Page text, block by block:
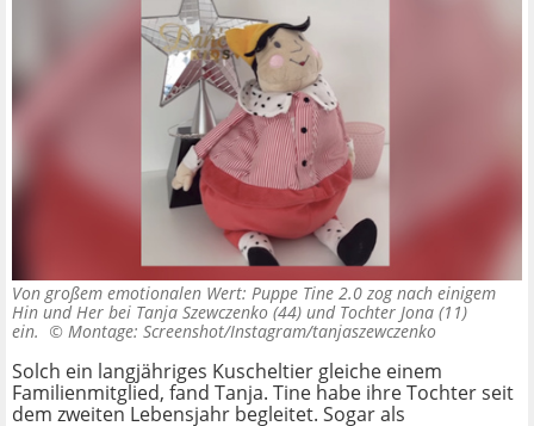
Von großem emotionalen Wert: Puppe Tine 2.0 zog nach einigem
Hin und Her bei Tanja Szewczenko (44) und Tochter Jona (11)
ein. © Montage: Screenshot/Instagram/tanjaszewczenko
Solch ein langjähriges Kuscheltier gleiche einem
Familienmitglied, fand Tanja. Tine habe ihre Tochter seit
dem zweiten Lebensjahr begleitet. Sogar als